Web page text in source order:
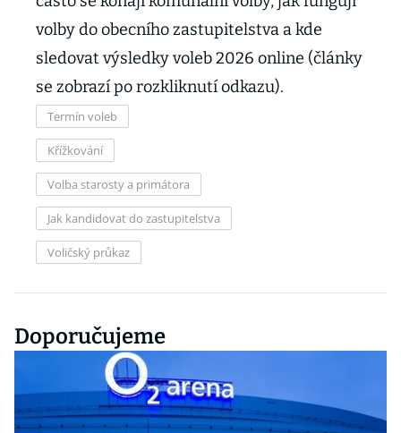
volby do obecního zastupitelstva a kde
sledovat výsledky voleb 2026 online (články
se zobrazí po rozkliknutí odkazu).
Termín voleb
Křížkování
Volba starosty a primátora
Jak kandidovat do zastupitelstva
Voličský průkaz
Doporučujeme